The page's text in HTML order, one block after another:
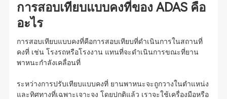
การสอบเทียบแบบคงที่ของ ADAS คือ
อะไร
การสอบเทียบแบบคงที่คือการสอบเทียบที่ดำเนินการในสถานที่
คงที่ เช่น โรงรถหรือโรงงาน แทนที่จะดำเนินการขณะที่ยาน
พาหนะกำลังเคลื่อนที่
ระหว่างการปรับเทียบแบบคงที่ ยานพาหนะจะถูกวางในตำแหน่ง
และทิศทางที่เฉพาะเจาะจง โดยปกติแล้ว เราจะใช้เครื่องมือหรือ